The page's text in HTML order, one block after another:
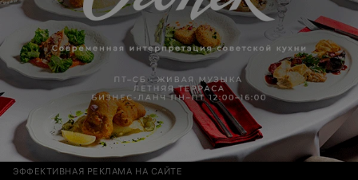
ЭФФЕКТИВНАЯ РЕКЛАМА НА САЙТЕ